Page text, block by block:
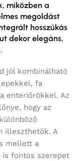
miközben a
megoldást
hosszúkás
dekor elegáns,
jól kombinálható
fa
enteriőrökkel. Az
hogy az
illeszthetők. A
mellett a
is fontos szerepet